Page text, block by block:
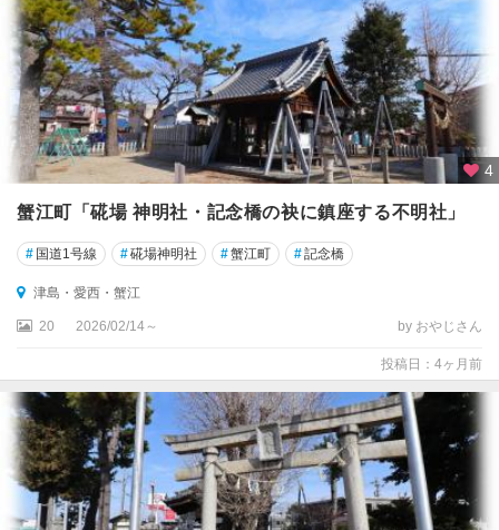
4
蟹江町「硴場 神明社・記念橋の袂に鎮座する不明社」
# 国道1号線 #硴場神明社 #蟹江町 #記念橋
津島・愛西・蟹江
20 2026/02/14～ by おやじさん
投稿日：4ヶ月前